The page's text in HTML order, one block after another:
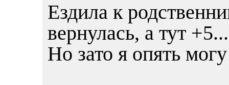
Ездила к
вернулась, а тут +5...
Но зато я опять